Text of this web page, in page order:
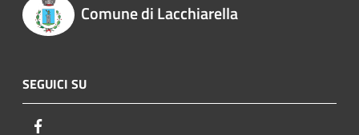
Comune di Lacchiarella
SEGUICI SU